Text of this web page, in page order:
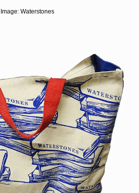
Image: Waterstones